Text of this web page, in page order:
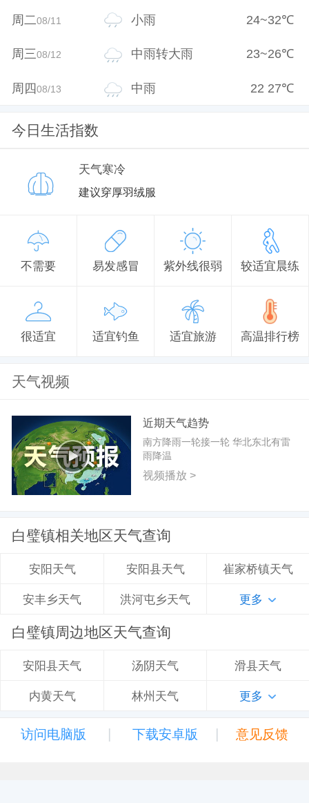
周二08/11 小雨 24~32℃
周三08/12 中雨转大雨 23~26℃
周四08/13 中雨 22 27℃
今日生活指数
天气寒冷
建议穿厚羽绒服
不需要 易发感冒 紫外线很弱 较适宜晨练
很适宜 适宜钓鱼 适宜旅游 高温排行榜
天气视频
近期天气趋势
南方降雨一轮接一轮 华北东北有雷
雨降温
视频播放 >
白璧镇相关地区天气查询
安阳天气 安阳县天气 崔家桥镇天气
安丰乡天气 洪河屯乡天气 更多
白璧镇周边地区天气查询
安阳县天气 汤阴天气 滑县天气
内黄天气 林州天气 更多
访问电脑版 | 下载安卓版 | 意见反馈